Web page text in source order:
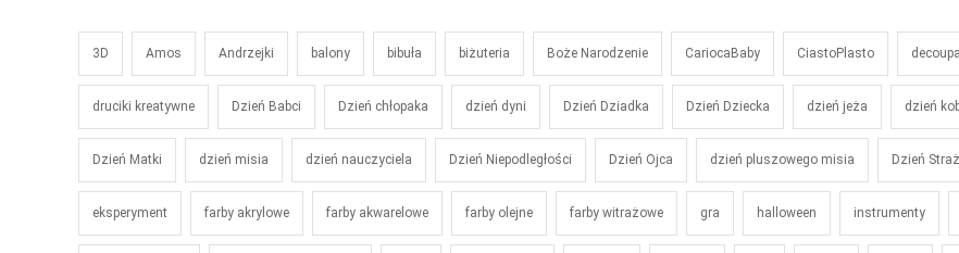
3D Amos Andrzejki balony bibuła biżuteria Boże Narodzenie CariocaBaby CiastoPlasto
druciki kreatywne Dzień Babci Dzień chłopaka dzień dyni Dzień Dziadka Dzień Dziecka dzień jeża dzień
Dzień Matki dzień misia dzień nauczyciela Dzień Niepodległości Dzień Ojca dzień pluszowego misia Dzień
eksperyment farby akrylowe farby akwarelowe farby olejne farby witrażowe gra halloween instrumenty